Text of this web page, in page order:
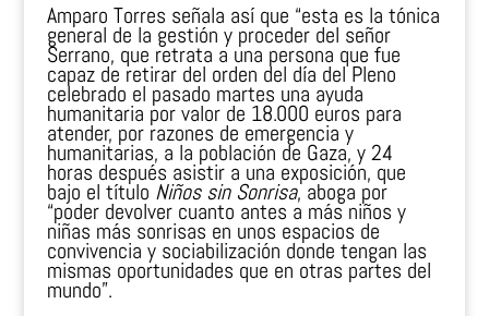
Amparo Torres señala así que “esta es la tónica
general de la gestión y proceder del señor
Serrano, que retrata a una persona que fue
capaz de retirar del orden del día del Pleno
celebrado el pasado martes una ayuda
humanitaria por valor de 18.000 euros para
atender, por razones de emergencia y
humanitarias, a la población de Gaza, y 24
horas después asistir a una exposición, que
bajo el título Niños sin Sonrisa, aboga por
“poder devolver cuanto antes a más niños y
niñas más sonrisas en unos espacios de
convivencia y sociabilización donde tengan las
mismas oportunidades que en otras partes del
mundo”.